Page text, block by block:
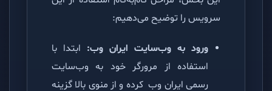
سرویس را توضیح می‌دهیم:
ورود به وب‌سایت ایران وب: ابتدا با
استفاده از مرورگر خود به وب‌سایت
رسمی ایران وبکرده و از منوی بالا گزینه